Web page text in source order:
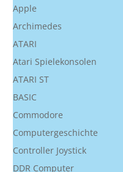
Apple
Archimedes
ATARI
Atari Spielekonsolen
ATARI ST
BASIC
Commodore
Computergeschichte
Controller Joystick
DDR Computer